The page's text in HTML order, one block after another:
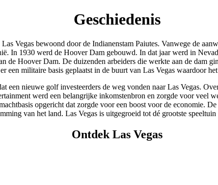
Geschiedenis
Vegas bewoond door de Indianenstam Paiutes. Vanwege de
In 1930 werd de Hoover Dam gebouwd. In dat jaar werd in
de Hoover Dam. De duizenden arbeiders die werkte aan de dam
een militaire basis geplaatst in de buurt van Las Vegas waardoor
een nieuwe golf investeerders de weg vonden naar Las Vegas.
werd een belangrijke inkomstenbron en zorgde voor veel
opgericht dat zorgde voor een boost voor de economie.
van het land. Las Vegas is uitgegroeid tot dé grootste
Ontdek Las Vegas